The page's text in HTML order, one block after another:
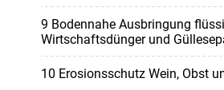
9 Bodennahe Ausbringung
Wirtschaftsdünger und
10 Erosionsschutz Wein, Obst